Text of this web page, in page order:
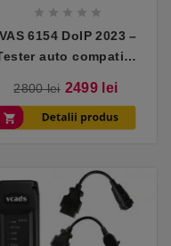
    
VAS 6154 DoIP 2023 –
auto compatibil
Seat
2800 lei 2499 lei